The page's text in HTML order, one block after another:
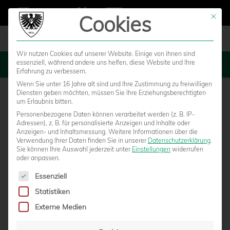
MENU
PREUSSENTRAINER HORST STEFFEN IM G
Mit
Cookies
Wir nutzen Cookies auf unserer Website. Einige von ihnen sind
essenziell, während andere uns helfen, diese Website und Ihre
Erfahrung zu verbessern.
Wenn Sie unter 16 Jahre alt sind und Ihre Zustimmung zu freiwilligen
Diensten geben möchten, müssen Sie Ihre Erziehungsberechtigten
um Erlaubnis bitten.
Personenbezogene Daten können verarbeitet werden (z. B. IP-
Adressen), z. B. für personalisierte Anzeigen und Inhalte oder
Anzeigen- und Inhaltsmessung. Weitere Informationen über die
Verwendung Ihrer Daten finden Sie in unserer Datenschutzerklärung.
Sie können Ihre Auswahl jederzeit unter Einstellungen widerrufen
oder anpassen.
Es folgt eine Liste der Service-Gruppen, für die eine
Essenziell
Statistiken
Externe Medien